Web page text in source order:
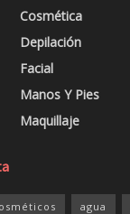
Cosmética
Depilación
Facial
Manos Y Pies
Maquillaje
agua